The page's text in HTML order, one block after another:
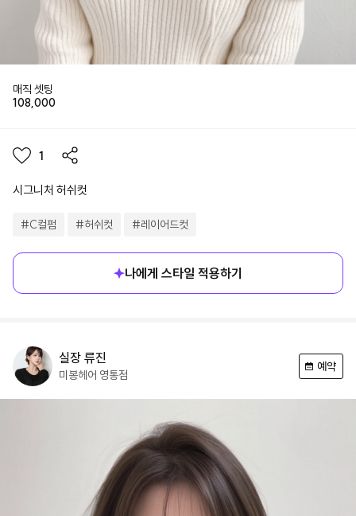
매직 셋팅
108,000
1
시그니처 허쉬컷
#C컬펌 #허쉬컷 #레이어드컷
나에게 스타일 적용하기
실장 류진
미봉헤어 영통점
예약